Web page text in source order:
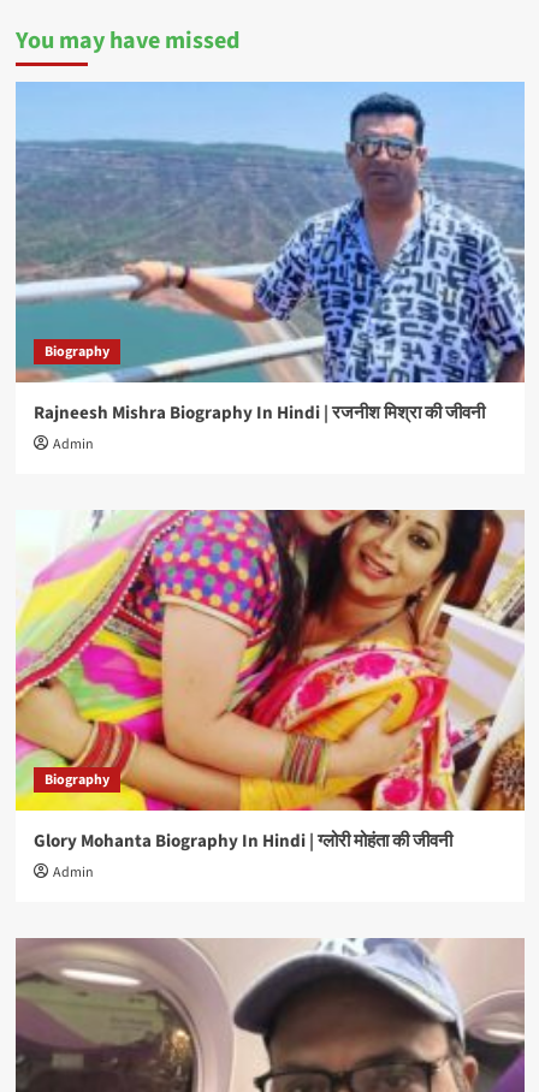
You may have missed
Biography
Rajneesh Mishra Biography In Hindi | रजनीश मिश्रा की जीवनी
Admin
Biography
Glory Mohanta Biography In Hindi | ग्लोरी मोहंता की जीवनी
Admin